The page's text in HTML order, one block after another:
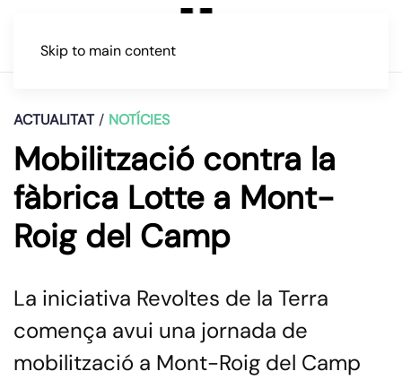
Skip to main content
ACTUALITAT NOTÍCIES
Mobilització contra la
fàbrica Lotte a Mont-
Roig del Camp
La iniciativa Revoltes de la Terra
comença avui una jornada de
mobilització a Mont-Roig del Camp